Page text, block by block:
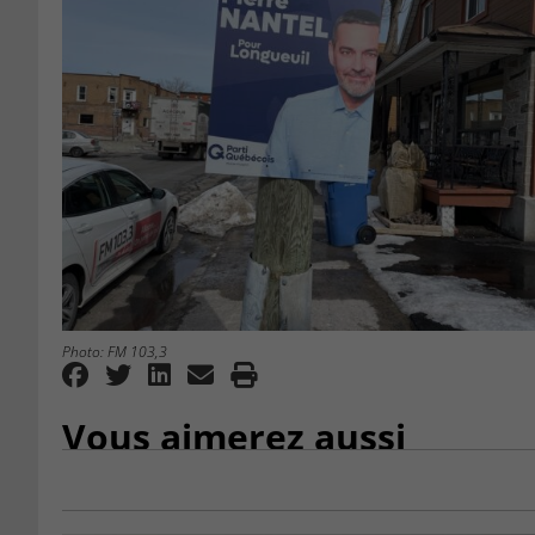
Photo: FM 103,3
Vous aimerez aussi